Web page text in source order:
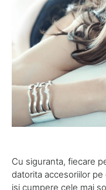
Cu siguranta, fiecare
datorita accesoriilor
isi cumpere cele mai